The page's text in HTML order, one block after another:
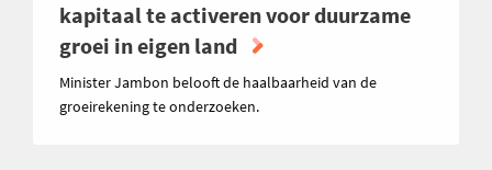
kapitaal te activeren voor duurzame
groei in eigen land
Minister Jambon belooft de haalbaarheid van de
groeirekening te onderzoeken.